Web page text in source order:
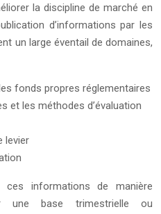
la discipline de marché en
d’informations par les
un large éventail de domaines,
fonds propres réglementaires
et les méthodes d’évaluation
levier
ces informations de manière
une base trimestrielle ou